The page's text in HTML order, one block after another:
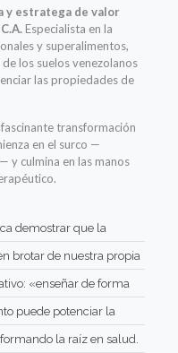
y estratega de valor
Especialista en la
y superalimentos,
los suelos venezolanos
las propiedades de
transformación
en el surco —
y culmina en las manos
demostrar que la
brotar de nuestra propia
«enseñar de forma
puede potenciar la
la raíz en salud.